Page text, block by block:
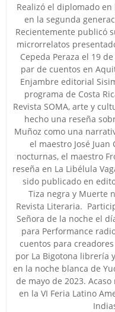
Realizó el diplomado
en la segunda
Recientemente publicó
microrrelatos
Cepeda Peraza el 19
par de cuentos en
Enjambre editorial
programa de Costa
Revista SOMA, arte y
hecho una reseña
Muñoz como una
el maestro José
nocturnas, el maestro
reseña en La Libélula
sido publicado en
Tiza negra y Muerte
Revista Literaria.
Señora de la noche el
para Performance
cuentos para
por La Bigotona librería
en la noche blanca de
de mayo de 2023.
en la VI Feria Latino